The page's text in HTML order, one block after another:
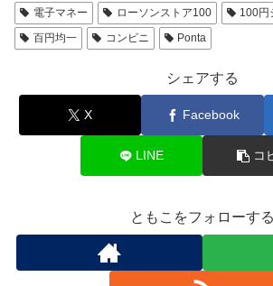
電子マネー
ローソンストア100
100円
百円均一
コンビニ Ponta
シェアする
X Facebook
LINE コ
ともこをフォローする